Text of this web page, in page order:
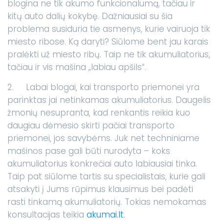
blogina ne tik akumo funkcionalumą, tačiau ir
kitų auto dalių kokybę. Dažniausiai su šia
problema susiduria tie asmenys, kurie vairuoja tik
miesto ribose. Ką daryti? Siūlome bent jau karais
pralėkti už miesto ribų. Taip ne tik akumuliatorius,
tačiau ir vis mašina „labiau apšils“.
2. Labai blogai, kai transporto priemonei yra
parinktas jai netinkamas akumuliatorius. Daugelis
žmonių nesupranta, kad renkantis reikia kuo
daugiau dėmesio skirti pačiai transporto
priemonei, jos savybėms. Juk net techniniame
mašinos pase gali būti nurodyta – koks
akumuliatorius konkrečiai auto labiausiai tinka.
Taip pat siūlome tartis su specialistais, kurie gali
atsakyti į Jums rūpimus klausimus bei padėti
rasti tinkamą akumuliatorių. Tokias nemokamas
konsultacijas teikia akumai.lt.